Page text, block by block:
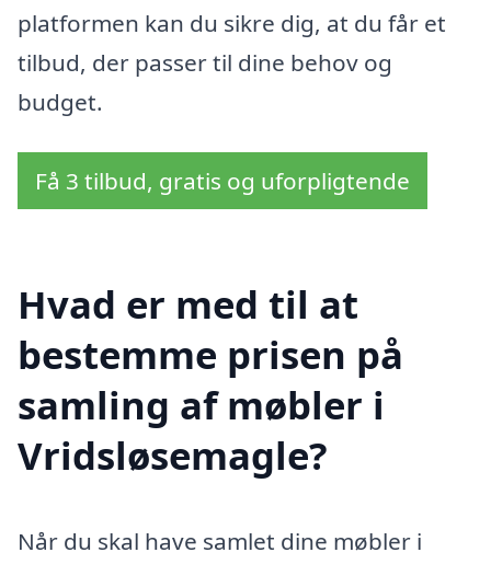
platformen kan du sikre dig, at du får et
tilbud, der passer til dine behov og
budget.
Få 3 tilbud, gratis og uforpligtende
Hvad er med til at
bestemme prisen på
samling af møbler i
Vridsløsemagle?
Når du skal have samlet dine møbler i